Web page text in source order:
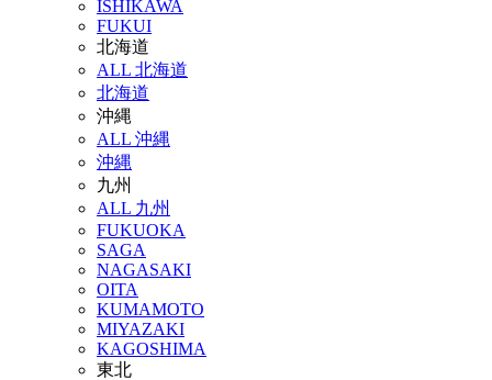
ISHIKAWA
FUKUI
北海道
ALL 北海道
北海道
沖縄
ALL 沖縄
沖縄
九州
ALL 九州
FUKUOKA
SAGA
NAGASAKI
OITA
KUMAMOTO
MIYAZAKI
KAGOSHIMA
東北